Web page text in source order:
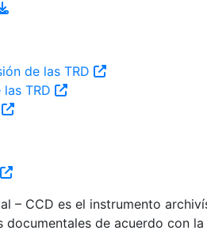
de las TRD
TRD
– CCD es el instrumento
de acuerdo con